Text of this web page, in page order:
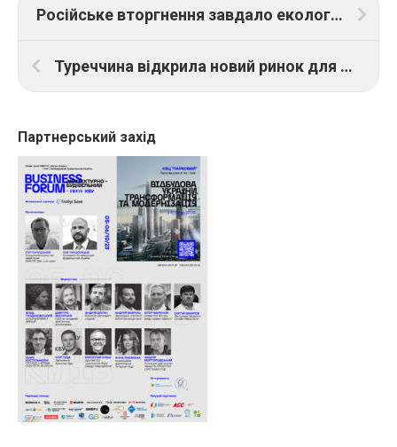
Російське вторгнення завдало екології України збитків у 35,3 млрд доларів
Туреччина відкрила новий ринок для експорту української продукції
Партнерський захід